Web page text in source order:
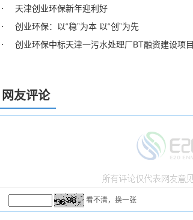
天津创业环保新年迎利好
创业环保：以“稳”为本 以“创”为先
创业环保中标天津一污水处理厂BT融资建设项目
网友评论
看不清，换一张